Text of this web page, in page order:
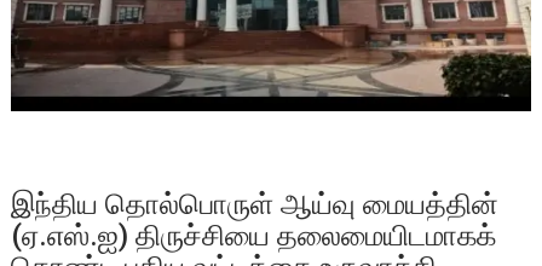
இந்திய தொல்பொருள் ஆய்வு மையத்தின்
(ஏ.எஸ்.ஐ) திருச்சியை தலைமையிடமாகக்